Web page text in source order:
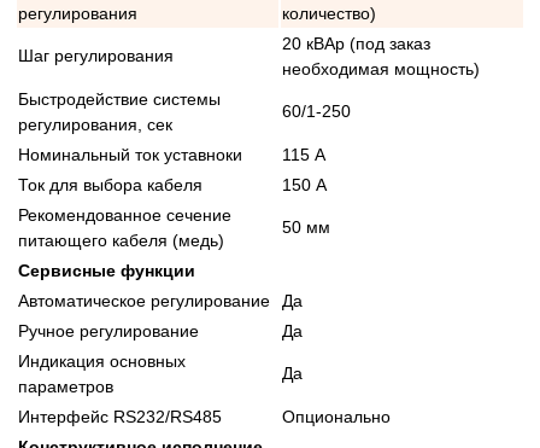
регулирования
количество)
Шаг регулирования
20 кВАр (под заказ
необходимая мощность)
Быстродействие системы
регулирования, сек
60/1-250
Номинальный ток уставноки
115 А
Ток для выбора кабеля
150 А
Рекомендованное сечение
питающего кабеля (медь)
50 мм
Сервисные функции
Автоматическое регулирование
Да
Ручное регулирование
Да
Индикация основных
параметров
Да
Интерфейс RS232/RS485
Опционально